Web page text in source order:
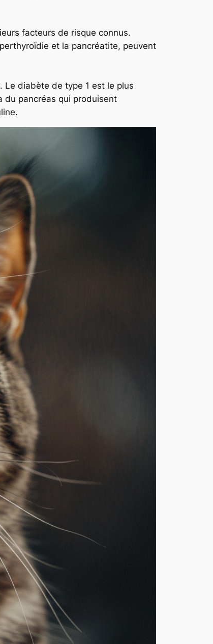
facteurs de risque connus.
et la pancréatite, peuvent
diabète de type 1 est le plus
du pancréas qui produisent